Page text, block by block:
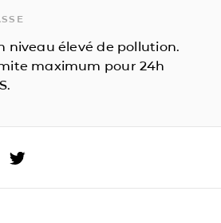
niveau élevé de pollution.
maximum pour 24h